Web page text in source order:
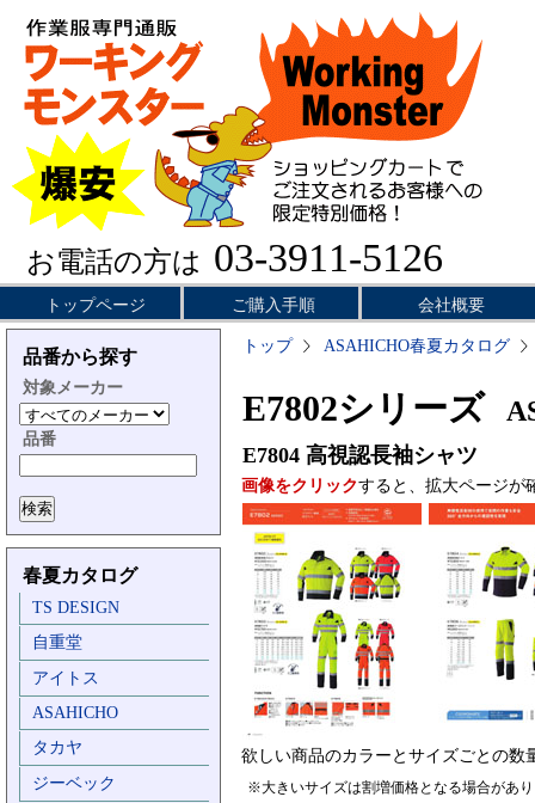
お電話の方は 03-3911-5126
トップページ ご購入手順 会社概要
品番から探す
対象メーカー
品番
春夏カタログ
TS DESIGN
自重堂
アイトス
ASAHICHO
タカヤ
ジーベック
トップ ASAHICHO春夏カタログ
E7802シリーズ
E7804 高視認長袖シャツ
画像をクリックすると、拡大ページが
欲しい商品のカラーとサイズごとの数
※大きいサイズは割増価格となる場合があ